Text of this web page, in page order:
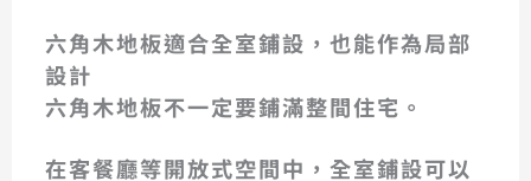
六角木地板適合全室鋪設，也能作為局部
設計
六角木地板不一定要鋪滿整間住宅。
在客餐廳等開放式空間中，全室鋪設可以